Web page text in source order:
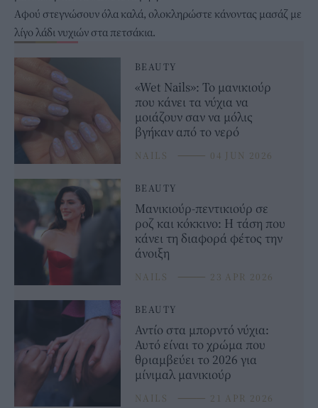
Αφού στεγνώσουν όλα καλά, ολοκληρώστε κάνοντας μασάζ με
λίγο λάδι νυχιών στα πετσάκια.
BEAUTY
«Wet Nails»: Το μανικιούρ
που κάνει τα νύχια να
μοιάζουν σαν να μόλις
βγήκαν από το νερό
NAILS ⸻ 04 JUN 2026
BEAUTY
Μανικιούρ-πεντικιούρ σε
ροζ και κόκκινο: Η τάση που
κάνει τη διαφορά φέτος την
άνοιξη
NAILS ⸻ 23 APR 2026
BEAUTY
Αντίο στα μπορντό νύχια:
Αυτό είναι το χρώμα που
θριαμβεύει το 2026 για
μίνιμαλ μανικιούρ
NAILS ⸻ 21 APR 2026